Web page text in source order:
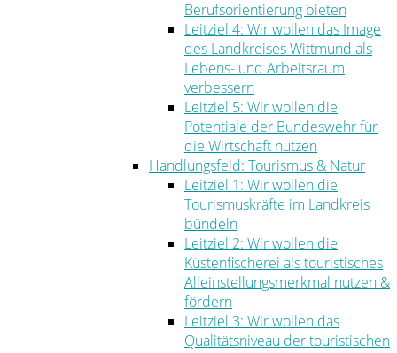
Berufsorientierung bieten
Leitziel 4: Wir wollen das Image
des Landkreises Wittmund als
Lebens- und Arbeitsraum
verbessern
Leitziel 5: Wir wollen die
Potentiale der Bundeswehr für
die Wirtschaft nutzen
Handlungsfeld: Tourismus & Natur
Leitziel 1: Wir wollen die
Tourismuskräfte im Landkreis
bündeln
Leitziel 2: Wir wollen die
Küstenfischerei als touristisches
Alleinstellungsmerkmal nutzen &
fördern
Leitziel 3: Wir wollen das
Qualitätsniveau der touristischen